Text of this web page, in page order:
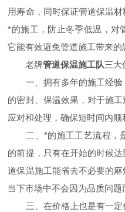
用寿命，同时保证管道保温
*的施工，防止冬季低温，对
它能有效避免管道施工带来的
老牌管道保温施工队三大
一、拥有多年的施工经验
的密封、保温效果，对于施
应对和处理，确保短时间内顺
二、*的施工工艺流程，
的前提，只有在开始的时候
道保温施工能省去不必要的
当下市场中不会因为品质问题
三、在价格上也是有一定